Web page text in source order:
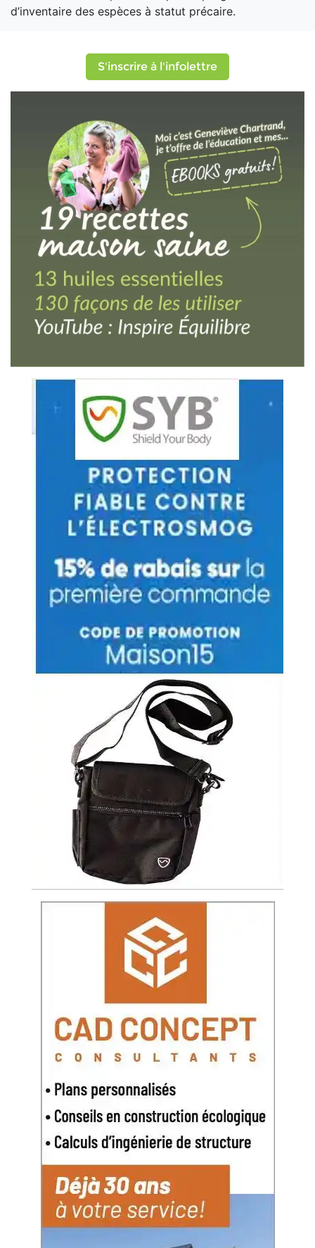
d’inventaire des espèces à statut précaire.
S'inscrire à l'infolettre